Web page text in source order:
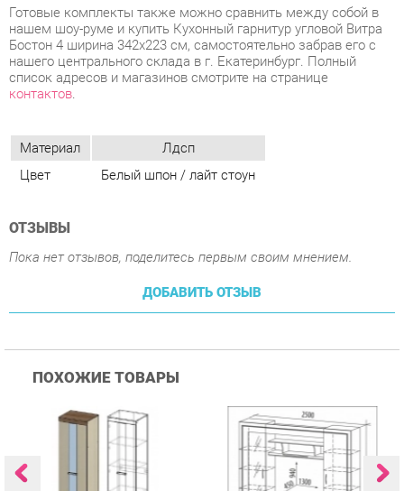
Материал
Лдсп
Цвет
Белый шпон / лайт стоун
Пока нет отзывов, поделитесь первым своим мнением.
ДОБАВИТЬ ОТЗЫВ
ПОХОЖИЕ ТОВАРЫ
Атлантида-2 Венге-дуб
25 223 ₽ Купить
Гостиная Витра
Симфония 7.10
55 482 ₽